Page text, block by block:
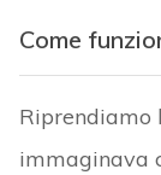
Come
Riprendiamo
immaginava